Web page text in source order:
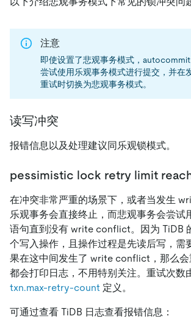
注意
即使设置了悲观事务模式，
尝试使用乐观事务模式进行提交，并在
重试时切换为悲观事务模式。
读写冲突
报错信息以及处理建议同乐观锁模式。
pessimistic lock retry limit
在冲突非常严重的场景下，或者当发生
乐观事务会直接终止，而悲观事务会尝试
语句直到没有 write conflict。因为 TiDB
个写入操作，且操作过程是先读后写，需
果在这中间发生了 write conflict，那么会
都会打印日志，不用特别关注。重试次数
txn.max-retry-count 定义。
可通过查看 TiDB 日志查看报错信息：